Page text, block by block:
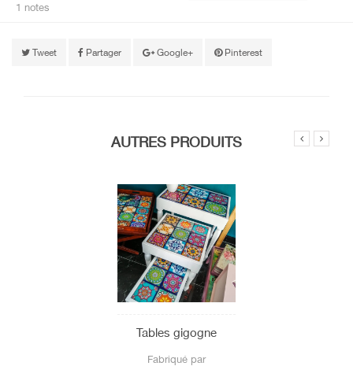
1 notes
Tweet Partager Google+ Pinterest
AUTRES PRODUITS
Tables gigogne
Fabriqué par